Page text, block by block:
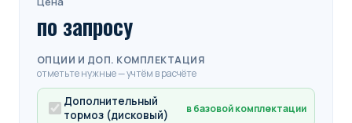
по запросу
ОПЦИИ И ДОП. КОМПЛЕКТАЦИЯ
отметьте нужные — учтём в расчёте
Дополнительный
тормоз (дисковый)
в базовой комплектации